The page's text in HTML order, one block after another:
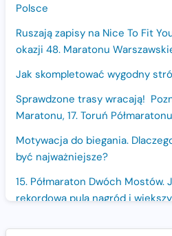
Polsce
Ruszają zapisy na Nice To Fit
okazji 48. Maratonu
Jak skompletować wygodny
Sprawdzone trasy wracają!
Maratonu, 17. Toruń
Motywacja do biegania.
być najważniejsze?
15. Półmaraton Dwóch Mostów.
rekordową pulą nagród i